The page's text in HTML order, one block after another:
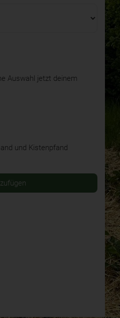
Auswahl jetzt deinem
und Kistenpfand